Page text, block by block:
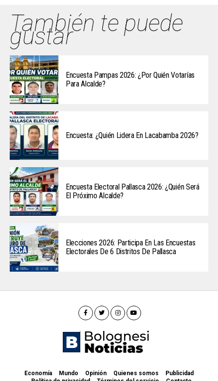
También te puede
gustar
Encuesta Pampas 2026: ¿Por Quién Votarías
Para Alcalde?
Encuesta: ¿Quién Lidera En Lacabamba 2026?
Encuesta Electoral Pallasca 2026: ¿Quién Será
El Próximo Alcalde?
Elecciones 2026: Participa En Las Encuestas
Electorales De 6 Distritos De Pallasca
Economía Mundo Opinión Quienes somos
Publicidad